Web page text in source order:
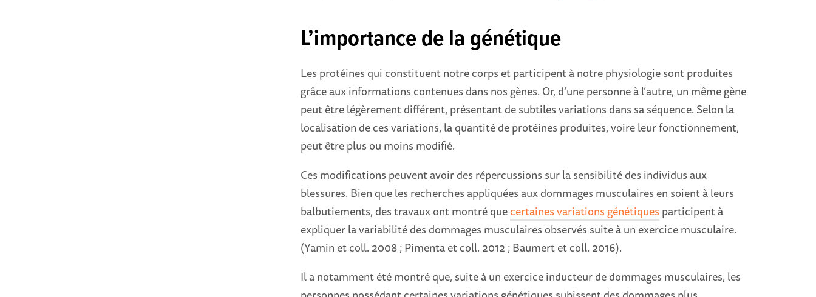
L’importance de la génétique
Les protéines qui constituent notre corps et participent à notre physiologie sont produites
grâce aux informations contenues dans nos gènes. Or, d’une personne à l’autre, un même gène
peut être légèrement différent, présentant de subtiles variations dans sa séquence. Selon la
localisation de ces variations, la quantité de protéines produites, voire leur fonctionnement,
peut être plus ou moins modifié.
Ces modifications peuvent avoir des répercussions sur la sensibilité des individus aux
blessures. Bien que les recherches appliquées aux dommages musculaires en soient à leurs
balbutiements, des travaux ont montré quecertaines variations génétiques participent à
expliquer la variabilité des dommages musculaires observés suite à un exercice musculaire.
(Yamin et coll. 2008 ; Pimenta et coll. 2012 ; Baumert et coll. 2016).
Il a notamment été montré que, suite à un exercice inducteur de dommages musculaires, les